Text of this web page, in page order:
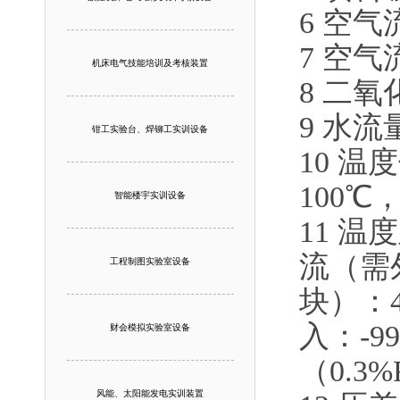
机床电气技能培训及考核装置
钳工实验台、焊铆工实训设备
智能楼宇实训设备
工程制图实验室设备
财会模拟实验室设备
风能、太阳能发电实训装置
6 空气
7 空气
8 二氧
9 水流
10 温
100℃
11 温
流（需
块）：
入：-
（